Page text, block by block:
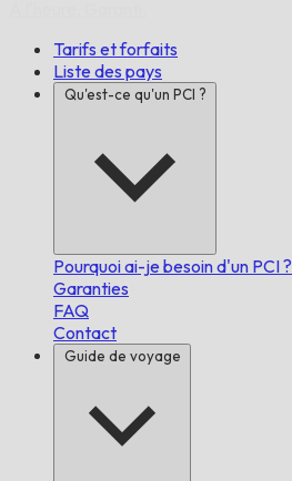
Tarifs et forfaits
Liste des pays
Qu'est-ce qu'un PCI ?
Pourquoi ai-je besoin d'un PCI ?
Garanties
FAQ
Contact
Guide de voyage